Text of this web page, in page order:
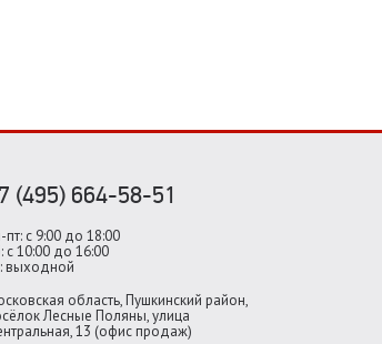
(495) 664-58-51
пт: с 9:00 до 18:00
с 10:00 до 16:00
выходной
область, Пушкинский район,
Лесные Поляны, улица
13 (офис продаж)